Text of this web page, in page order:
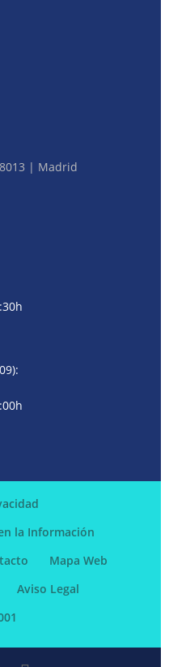
| Madrid
la Información
Mapa Web
Aviso Legal